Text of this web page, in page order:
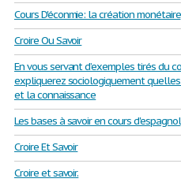
Cours D'éconmie: la création monétaire
Croire Ou Savoir
En vous servant d’exemples tirés du
expliquerez sociologiquement
et la connaissance
Les bases à savoir en cours d'espagnol
Croire Et Savoir
Croire et savoir.